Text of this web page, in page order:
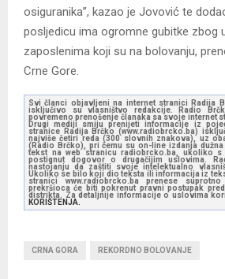
osiguranika”, kazao je Jovović te
posljedicu ima ogromne gubitke zbog
zaposlenima koji su na bolovanju,
Crne Gore.
Svi članci objavljeni na internet stranici Radija
isključivo su vlasništvo redakcije. Radio
povremeno prenošenje članaka sa svoje internet
Drugi mediji smiju prenijeti informacije iz
stranice Radija Brčko (www.radiobrcko.ba)
najviše četiri reda (300 slovnih znakova), uz
(Radio Brčko), pri čemu su on-line izdanja
tekst na web stranicu radiobrcko.ba, ukoliko s
postignut dogovor o drugačijim uslovima.
nastojanju da zaštiti svoje intelektualno
Ukoliko se bilo koji dio teksta ili informacija iz
stranici www.radiobrcko.ba prenese
prekršioca će biti pokrenut pravni postupak
distrikta. Za detaljnije informacije o uslovima
KORIŠTENJA.
CRNA GORA REKORDNO BOLOVANJE